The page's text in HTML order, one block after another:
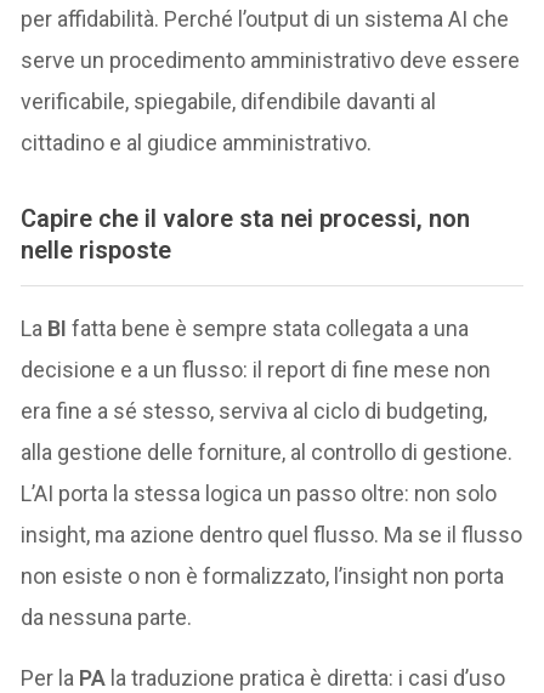
per affidabilità. Perché l’output di un sistema AI che
serve un procedimento amministrativo deve essere
verificabile, spiegabile, difendibile davanti al
cittadino e al giudice amministrativo.
Capire che il valore sta nei processi, non
nelle risposte
La BI fatta bene è sempre stata collegata a una
decisione e a un flusso: il report di fine mese non
era fine a sé stesso, serviva al ciclo di budgeting,
alla gestione delle forniture, al controllo di gestione.
L’AI porta la stessa logica un passo oltre: non solo
insight, ma azione dentro quel flusso. Ma se il flusso
non esiste o non è formalizzato, l’insight non porta
da nessuna parte.
Per la PA la traduzione pratica è diretta: i casi d’uso